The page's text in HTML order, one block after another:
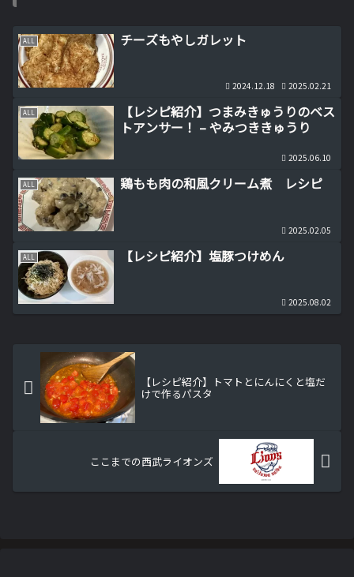
ALL チーズもやしガレット
2024.12.18 2025.02.21
ALL
【レシピ紹介】つまみきゅうりのベス
トアンサー！ – やみつききゅうり
2025.06.10
ALL 鶏もも肉の和風クリーム煮 レシピ
2025.02.05
ALL 【レシピ紹介】塩豚つけめん
2025.08.02
【レシピ紹介】トマトとにんにくと塩だ
けで作るパスタ
ここまでの西武ライオンズ